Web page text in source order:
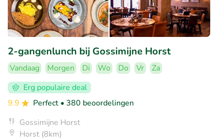
2-gangenlunch bij Gossimijne Horst
Vandaag Morgen Di Wo Do Vr
Za
Erg populaire deal
9.9
Perfect • 380 beoordelingen
Gossimijne Horst
Horst (8km)